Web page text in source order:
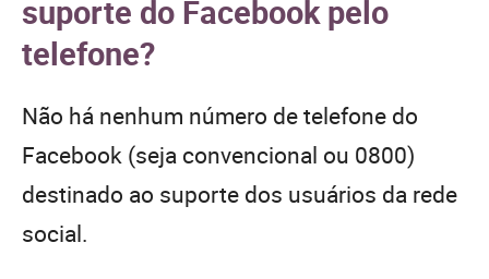
suporte do Facebook pelo
telefone?
Não há nenhum número de telefone do
Facebook (seja convencional ou 0800)
destinado ao suporte dos usuários da rede
social.